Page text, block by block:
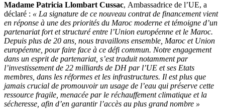
Madame Patricia Llombart Cussac, Ambassadrice de l’UE, a
déclaré : « La signature de ce nouveau contrat de financement vient
en réponse à une des priorités du Maroc moderne et témoigne d’un
partenariat fort et structuré entre l’Union européenne et le Maroc.
Depuis plus de 20 ans, nous travaillons ensemble, Maroc et Union
européenne, pour faire face à ce défi commun. Notre engagement
dans un esprit de partenariat, s’est traduit notamment par
l’investissement de 22 milliards de DH par l’UE et ses Etats
membres, dans les réformes et les infrastructures. Il est plus que
jamais crucial de promouvoir un usage de l’eau qui préserve cette
ressource fragile, menacée par le réchauffement climatique et la
sécheresse, afin d’en garantir l’accès au plus grand nombre »